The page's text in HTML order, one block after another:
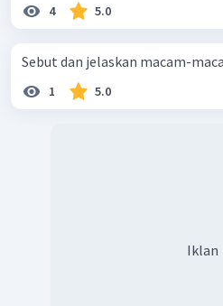
4 5.0
Sebut dan jelaskan macam-
1 5.0
Iklan